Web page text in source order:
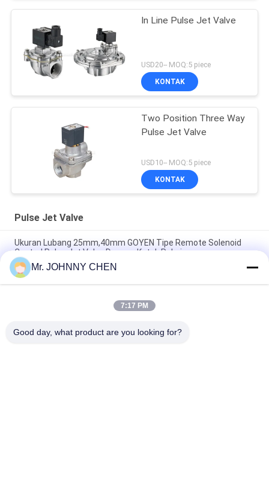
In Line Pulse Jet Valve
USD20-- MOQ:5 piece
KONTAK
Two Position Three Way
Pulse Jet Valve
USD10-- MOQ:5 piece
KONTAK
Pulse Jet Valve
Ukuran Lubang 25mm,40mm GOYEN Tipe Remote Solenoid
Control Pulse Jet Valve Dengan Kotak Pakaian
Flange Type Remote Solenoid Pulse Jet Valve , Right Angle
Pulse Control Valve
Goyen 0.6Mpa In Line Diaphragm Dioperasikan Pulse Jet Valve,
Mr. JOHNNY CHEN
7:17 PM
Good day, what product are you looking for?